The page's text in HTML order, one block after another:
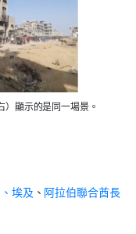
顯示的是同一場景。
埃及 、 阿拉伯聯合酋長